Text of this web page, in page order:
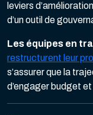
leviers
d’un outil de
Les équipes en
restructurent leur
s’assurer que la
d’engager budget